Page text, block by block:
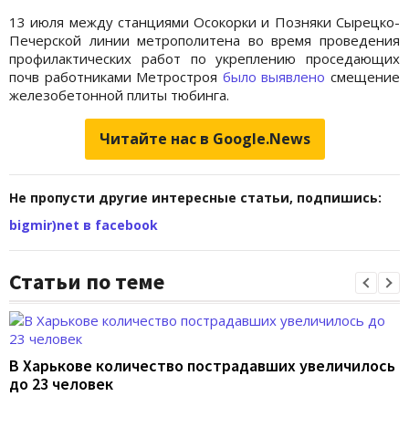
13 июля между станциями Осокорки и Позняки Сырецко-
Печерской линии метрополитена во время проведения
профилактических работ по укреплению проседающих
почв работниками Метростроя было выявлено смещение
железобетонной плиты тюбинга.
Читайте нас в Google.News
Не пропусти другие интересные статьи, подпишись:
bigmir)net в facebook
Статьи по теме
В Харькове количество пострадавших увеличилось
до 23 человек